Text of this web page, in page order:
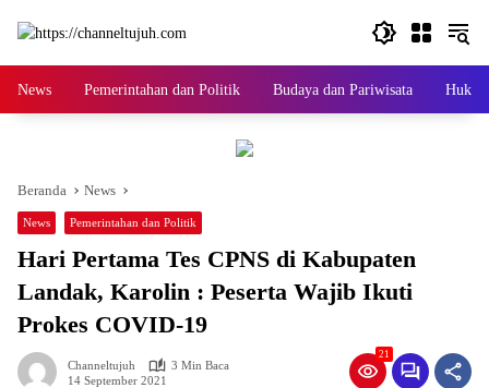
News Pemerintahan dan Politik Budaya dan Pariwisata
Beranda News
News Pemerintahan dan Politik
Hari Pertama Tes CPNS di Kabupaten
Landak, Karolin : Peserta Wajib Ikuti
Prokes COVID-19
Channeltujuh
3 Min Baca
14 September 2021
21